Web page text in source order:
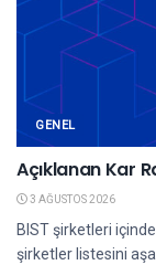
GENEL
Açıklanan Kar
3 AĞUSTOS 2026
BIST şirketleri
şirketler listesini